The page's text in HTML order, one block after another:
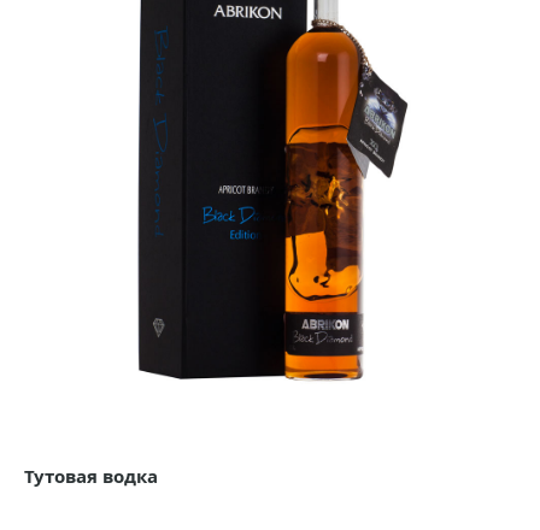
Тутовая водка